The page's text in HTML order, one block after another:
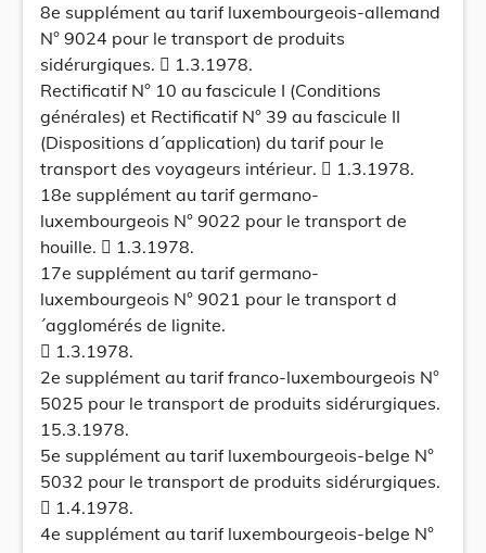
8e supplément au tarif luxembourgeois-allemand
N° 9024 pour le transport de produits
sidérurgiques.  1.3.1978.
Rectificatif N° 10 au fascicule I (Conditions
générales) et Rectificatif N° 39 au fascicule II
(Dispositions d´application) du tarif pour le
transport des voyageurs intérieur.  1.3.1978.
18e supplément au tarif germano-
luxembourgeois N° 9022 pour le transport de
houille.  1.3.1978.
17e supplément au tarif germano-
luxembourgeois N° 9021 pour le transport d
´agglomérés de lignite.
 1.3.1978.
2e supplément au tarif franco-luxembourgeois N°
5025 pour le transport de produits sidérurgiques.
15.3.1978.
5e supplément au tarif luxembourgeois-belge N°
5032 pour le transport de produits sidérurgiques.
 1.4.1978.
4e supplément au tarif luxembourgeois-belge N°